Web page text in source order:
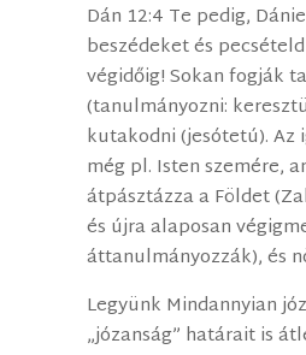
Dán 12:4 Te pedig,
beszédeket és
végidőig! Sokan fogják
(tanulmányozni:
kutakodni (jesótetú). Az
még pl. Isten szemére,
átpásztázza a Földet
és újra alaposan
áttanulmányozzák), és
Legyünk Mindannyian
„józanság” határait is